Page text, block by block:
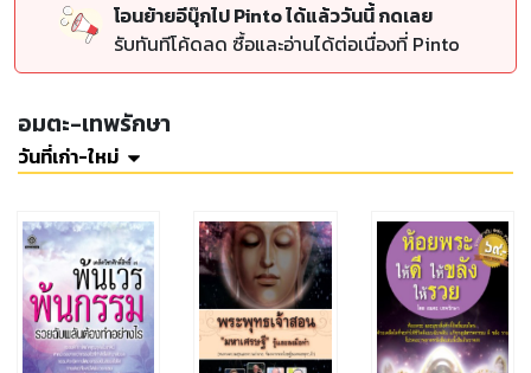
โอนย้ายอีบุ๊กไป Pinto ได้แล้ววันนี้ กดเลย
รับทันทีโค้ดลด ซื้อและอ่านได้ต่อเนื่องที่ Pinto
อมตะ-เทพรักษา
วันที่เก่า-ใหม่